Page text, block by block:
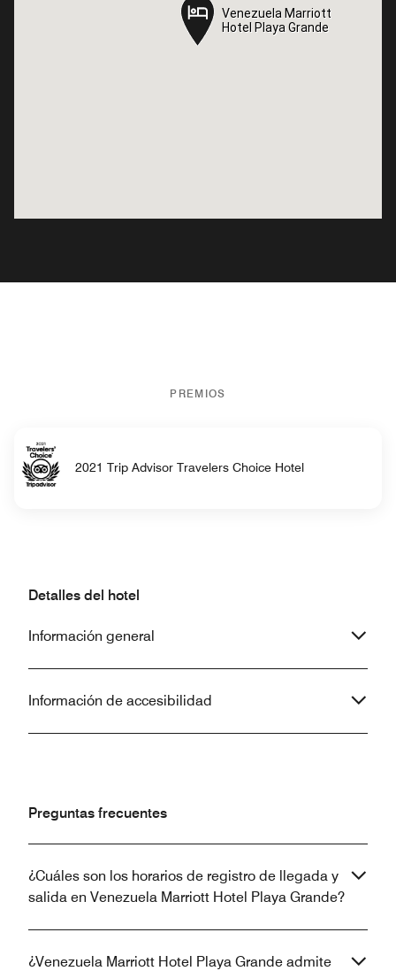
Venezuela Marriott
Hotel Playa Grande
Venezuela Marriott
Hotel Playa Grande
PREMIOS
2021 Trip Advisor Travelers Choice Hotel
Detalles del hotel
Información general
Información de accesibilidad
Preguntas frecuentes
¿Cuáles son los horarios de registro de llegada y
salida en Venezuela Marriott Hotel Playa Grande?
¿Venezuela Marriott Hotel Playa Grande admite